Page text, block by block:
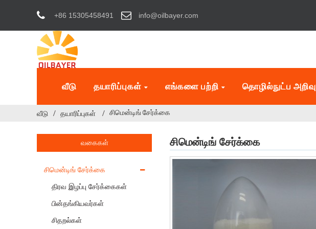
+86 15305458491 info@oilbayer.com
வீடு தயாரிப்புகள் எங்களை பற்றி தொழில்நுட்ப அறிவு
வீடு தயாரிப்புகள் சிமென்டிங் சேர்க்கை
வகைகள்
சிமென்டிங் சேர்க்கை
திரவ இழப்பு சேர்க்கைகள்
பின்தங்கியவர்கள்
சிதறல்கள்
சிமென்டிங் சேர்க்கை